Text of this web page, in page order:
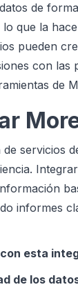
de
que la
pueden
con las
de
servicios
informes
esta
de los